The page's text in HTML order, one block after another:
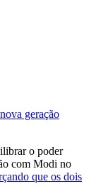
geração
o poder
com Modi no
que os dois